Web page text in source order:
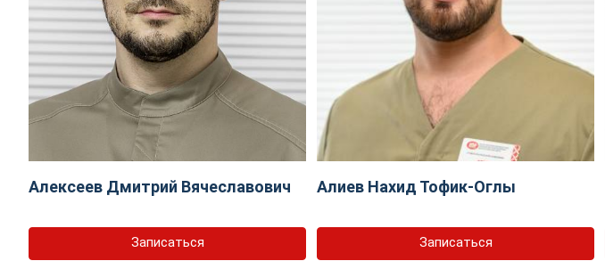
Алексеев Дмитрий Вячеславович
Записаться
Алиев Нахид Тофик-Оглы
Записаться